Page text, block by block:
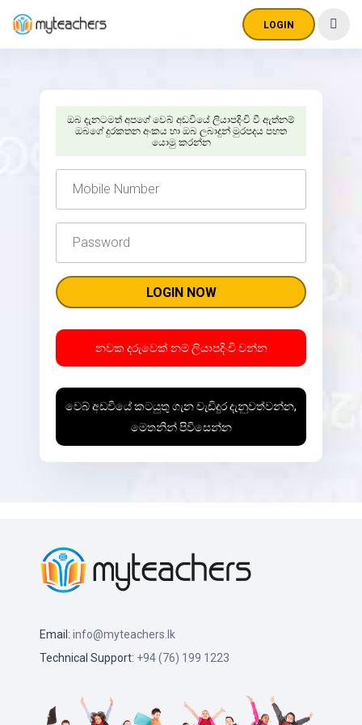
LOGIN
ඔබ දැනටමත් අපගේ වෙබ් අඩවියේ ලියාපදිංචි වී ඇත්නම්
ඔබගේ දුරකතන අංකය හා ඔබ ලබාදුන් මුරපදය පහත
යොමු කරන්න
නවක දරුවෙක් නම් ලියාපදිංචි වන්න
වෙබ් අඩවියේ කටයුතු ගැන වැඩිදුර දැනුවත්වන්න,
මෙතනින් පිවිසෙන්න
Email: info@myteachers.lk
Technical Support: +94 (76) 199 1223